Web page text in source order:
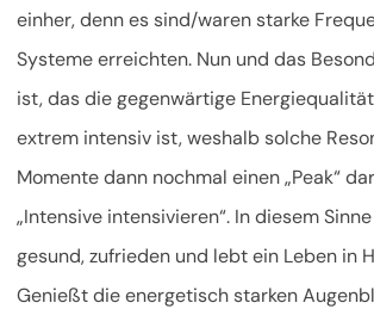
einher, denn es sind/waren starke
Systeme erreichten. Nun und das
ist, das die gegenwärtige
extrem intensiv ist, weshalb solche
Momente dann nochmal einen „Peak“
„Intensive intensivieren“. In diesem
gesund, zufrieden und lebt ein Leben in
Genießt die energetisch starken